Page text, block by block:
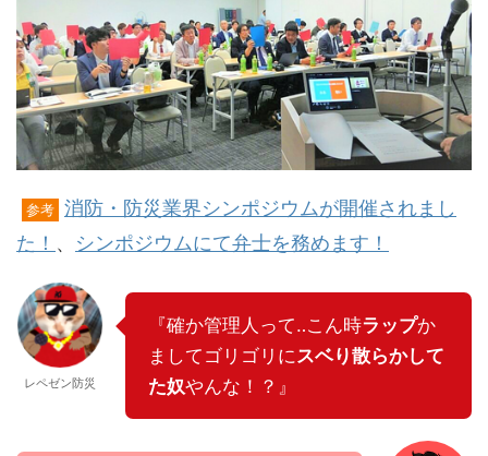
参考 消防・防災業界シンポジウムが開催されまし
た！ 、 シンポジウムにて弁士を務めます！
レペゼン防災
『確か管理人って‥こん時ラップか
ましてゴリゴリにスベり散らかして
た奴やんな！？』